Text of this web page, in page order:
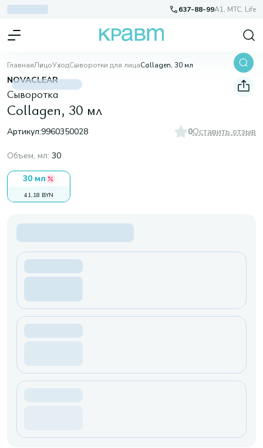
637-88-99A1, МТС, Life
ГлавнаяЛицоУходСыворотки для лицаCollagen, 30 мл
NOVACLEAR
Сыворотка
Collagen, 30 мл
Артикул:9960350028 0Оставить отзыв
Объем, мл: 30
30 мл
41,18 BYN